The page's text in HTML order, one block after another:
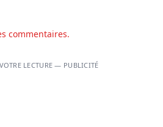
commentaires.
LECTURE — PUBLICITÉ